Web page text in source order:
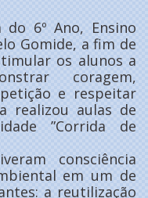
do 6º Ano, Ensino
Gomide, a fim de
os alunos a
coragem,
e respeitar
realizou aulas de
”Corrida de
consciência
em um de
a reutilização